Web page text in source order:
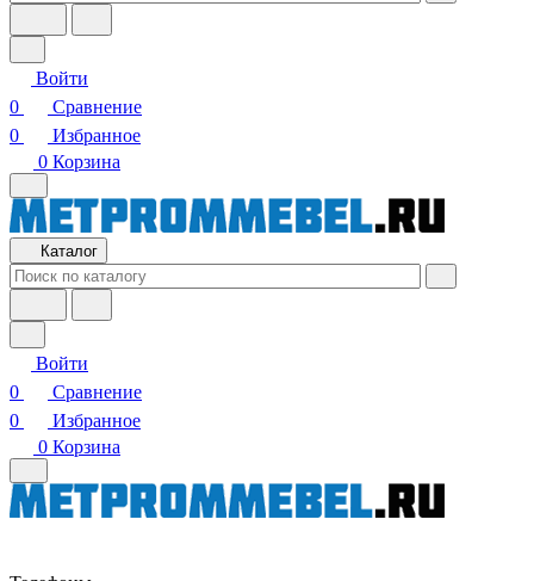
Войти
0
Сравнение
0
Избранное
0 Корзина
Каталог
Войти
0
Сравнение
0
Избранное
0 Корзина